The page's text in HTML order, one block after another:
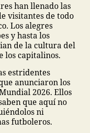
han llenado las
visitantes de todo
Los alegres
y hasta los
de la cultura del
los capitalinos.
estridentes
anunciaron los
2026. Ellos
que aquí no
ni
futboleros.